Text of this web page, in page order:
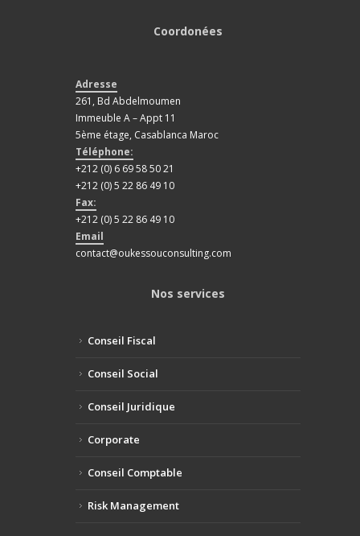
Coordonées
Adresse
261, Bd Abdelmoumen
Immeuble A – Appt 11
5ème étage, Casablanca Maroc
Téléphone:
+212 (0) 6 69 58 50 21
+212 (0) 5 22 86 49 10
Fax:
+212 (0) 5 22 86 49 10
Email
contact@oukessouconsulting.com
Nos services
Conseil Fiscal
Conseil Social
Conseil Juridique
Corporate
Conseil Comptable
Risk Management